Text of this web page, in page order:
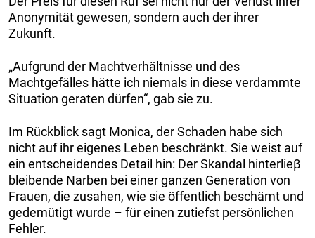
Anonymität gewesen, sondern auch der ihrer
Zukunft.
„Aufgrund der Machtverhältnisse und des
Machtgefälles hätte ich niemals in diese verdammte
Situation geraten dürfen“, gab sie zu.
Im Rückblick sagt Monica, der Schaden habe sich
nicht auf ihr eigenes Leben beschränkt. Sie weist auf
ein entscheidendes Detail hin: Der Skandal hinterlieβ
bleibende Narben bei einer ganzen Generation von
Frauen, die zusahen, wie sie öffentlich beschämt und
gedemütigt wurde – für einen zutiefst persönlichen
Fehler.